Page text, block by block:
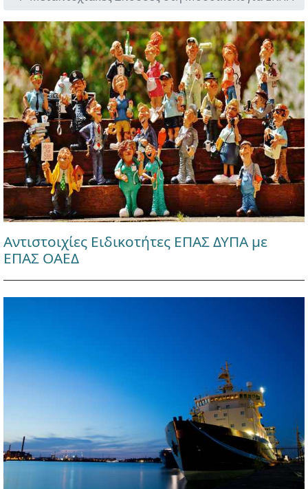
Αντιστοιχίες Ειδικοτήτες ΕΠΑΣ ΔΥΠΑ με
ΕΠΑΣ ΟΑΕΔ